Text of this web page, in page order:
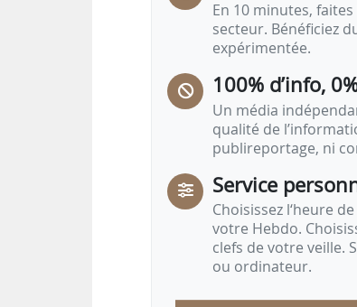
En 10 minutes,
secteur. Bénéficiez
expérimentée.
100% d’info,
Un média
qualité de
publireportage, ni
Service
Choisissez l‘heure
votre Hebdo.
clefs de votre veille.
ou ordinateur.